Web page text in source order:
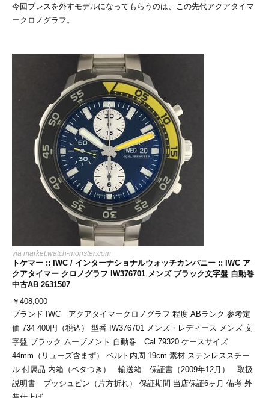
今回ブレスを外すモデルになってもらうのは、この先代アクアタイマ
ークロノグラフ。
via market.watch-monster.com
トケマー :: IWC / インターナショナルウォッチカンパニー :: IWC ア
クアタイマー クロノグラフ IW376701 メンズ ブラック文字盤 自動巻
中古AB 2631507
￥ 408,000
ブランド IWC アクアタイマークロノグラフ 程度 ABランク 参考定
価 734 400円（税込） 型番 IW376701 メンズ・レディース メンズ 文
字盤 ブラック ムーブメント 自動巻 Cal 79320 ケースサイズ
44mm（リューズ含まず） ベルト内周 19cm 素材 ステンレススチー
ル 付属品 内箱（ベタつき） 輸送箱 保証書（2009年12月） 取扱
説明書 プッシュピン（片方折れ） 保証期間 当店保証6ヶ月 備考 外